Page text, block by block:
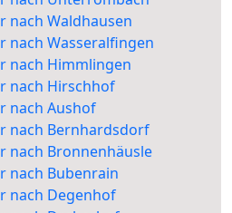
nach Waldhausen
nach Wasseralfingen
nach Himmlingen
nach Hirschhof
nach Aushof
nach Bernhardsdorf
nach Bronnenhäusle
nach Bubenrain
nach Degenhof